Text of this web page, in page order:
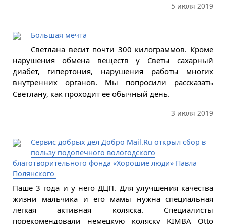
5 июля 2019
Большая мечта
Светлана весит почти 300 килограммов. Кроме
нарушения обмена веществ у Светы сахарный
диабет, гипертония, нарушения работы многих
внутренних органов. Мы попросили рассказать
Светлану, как проходит ее обычный день.
3 июля 2019
Сервис добрых дел Добро Mail.Ru открыл сбор в
пользу подопечного вологодского
благотворительного фонда «Хорошие люди» Павла
Полянского
Паше 3 года и у него ДЦП. Для улучшения качества
жизни мальчика и его мамы нужна специальная
легкая активная коляска. Специалисты
порекомендовали немецкую коляску KIMBA Otto